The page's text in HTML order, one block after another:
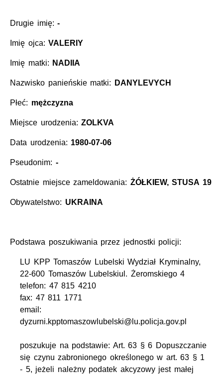
Drugie imię:-
Imię ojca:VALERIY
Imię matki: NADIIA
Nazwisko panieńskie matki: DANYLEVYCH
Płeć: mężczyzna
Miejsce urodzenia:ZOLKVA
Data urodzenia: 1980-07-06
Pseudonim: -
Ostatnie miejsce zameldowania: ŻÓŁKIEW, STUSA 19
Obywatelstwo: UKRAINA
Podstawa poszukiwania przez jednostki policji:
LU KPP Tomaszów Lubelski Wydział Kryminalny,
22-600 Tomaszów Lubelskiul. Żeromskiego 4
telefon: 47 815 4210
fax: 47 811 1771
email:
dyzurni.kpptomaszowlubelski@lu.policja.gov.pl
poszukuje na podstawie: Art. 63 § 6 Dopuszczanie
się czynu zabronionego określonego w art. 63 § 1
- 5, jeżeli należny podatek akcyzowy jest małej